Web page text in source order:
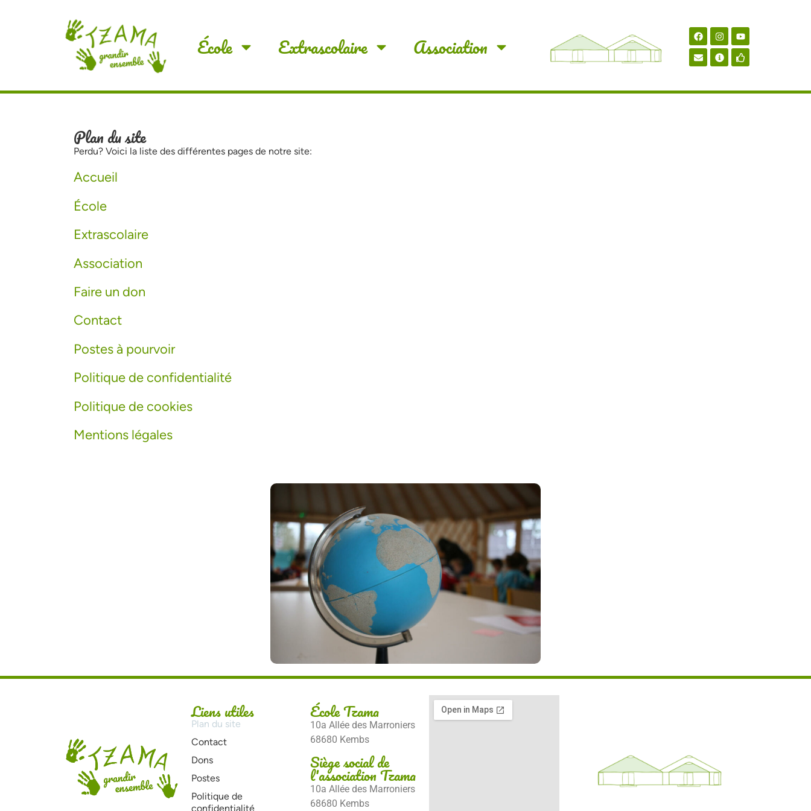
École Extrascolaire Association
Plan du site
Perdu? Voici la liste des différentes pages de notre site:
Accueil
École
Extrascolaire
Association
Faire un don
Contact
Postes à pourvoir
Politique de confidentialité
Politique de cookies
Mentions légales
Liens utiles
Plan du site
Contact
Dons
Postes
Politique de
confidentialité
École Tzama
10a Allée des Marroniers
68680 Kembs
Siège social de
l'association Tzama
10a Allée des Marroniers
68680 Kembs